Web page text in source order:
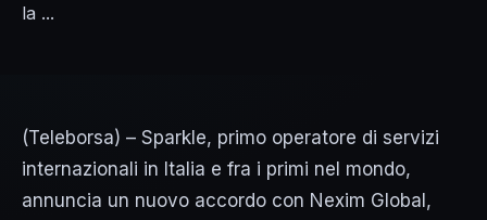
la ...
(Teleborsa) – Sparkle, primo operatore di servizi
internazionali in Italia e fra i primi nel mondo,
annuncia un nuovo accordo con Nexim Global,